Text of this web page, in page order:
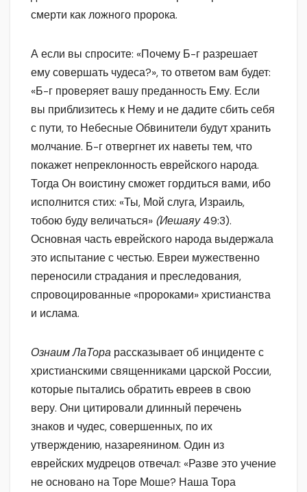
смерти как ложного пророка.
А если вы спросите: «Почему Б-г разрешает
ему совершать чудеса?», то ответом вам будет:
«Б-г проверяет вашу преданность Ему. Если
вы приблизитесь к Нему и не дадите сбить себя
с пути, то Небесные Обвинители будут хранить
молчание. Б-г отвергнет их наветы тем, что
покажет непреклонность еврейского народа.
Тогда Он воистину сможет гордиться вами, ибо
исполнится стих: «Ты, Мой слуга, Израиль,
тобою буду величаться» (Иешаяу49:3).
Основная часть еврейского народа выдержала
это испытание с честью. Евреи мужественно
переносили страдания и преследования,
спровоцированные «пророками» христианства
и ислама.
Ознаим ЛаТора рассказывает об инциденте с
христианскими священниками царской России,
которые пытались обратить евреев в свою
веру. Они цитировали длинный перечень
знаков и чудес, совершенных, по их
утверждению, назареянином. Один из
еврейских мудрецов отвечал: «Разве это учение
не основано на Торе Моше? Наша Тора